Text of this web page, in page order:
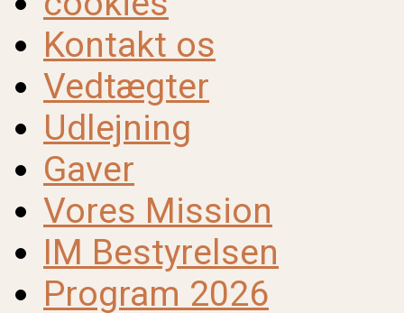
Kontakt os
Vedtægter
Udlejning
Gaver
Vores Mission
IM Bestyrelsen
Program 2026